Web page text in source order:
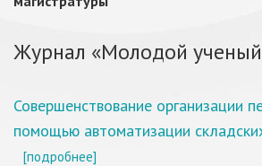
Журнал «Молодой
Совершенствование организации
помощью автоматизации
[подробнее]